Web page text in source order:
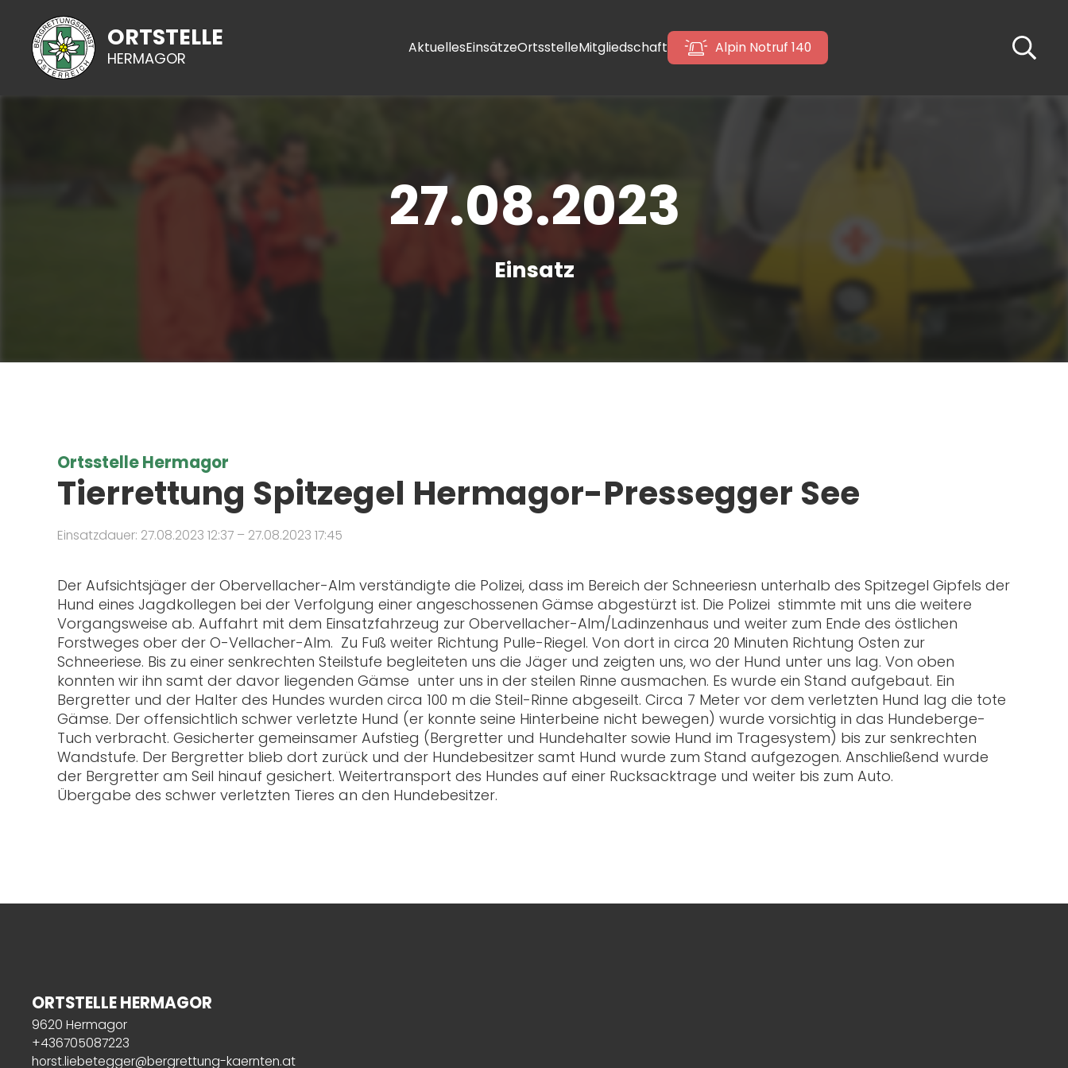
ORTSTELLE
HERMAGOR
AktuellesEinsätzeOrtsstelleMitgliedschaft Alpin Notruf 140
27.08.2023
Einsatz
Ortsstelle Hermagor
Tierrettung Spitzegel Hermagor-Pressegger See
Einsatzdauer: 27.08.2023 12:37 – 27.08.2023 17:45
Der Aufsichtsjäger der Obervellacher-Alm verständigte die Polizei, dass im Bereich der Schneeriesn unterhalb des Spitzegel Gipfels der
Hund eines Jagdkollegen bei der Verfolgung einer angeschossenen Gämse abgestürzt ist. Die Polizei stimmte mit uns die weitere
Vorgangsweise ab. Auffahrt mit dem Einsatzfahrzeug zur Obervellacher-Alm/Ladinzenhaus und weiter zum Ende des östlichen
Forstweges ober der O-Vellacher-Alm. Zu Fuß weiter Richtung Pulle-Riegel. Von dort in circa 20 Minuten Richtung Osten zur
Schneeriese. Bis zu einer senkrechten Steilstufe begleiteten uns die Jäger und zeigten uns, wo der Hund unter uns lag. Von oben
konnten wir ihn samt der davor liegenden Gämse unter uns in der steilen Rinne ausmachen. Es wurde ein Stand aufgebaut. Ein
Bergretter und der Halter des Hundes wurden circa 100 m die Steil-Rinne abgeseilt. Circa 7 Meter vor dem verletzten Hund lag die tote
Gämse. Der offensichtlich schwer verletzte Hund (er konnte seine Hinterbeine nicht bewegen) wurde vorsichtig in das Hundeberge-
Tuch verbracht. Gesicherter gemeinsamer Aufstieg (Bergretter und Hundehalter sowie Hund im Tragesystem) bis zur senkrechten
Wandstufe. Der Bergretter blieb dort zurück und der Hundebesitzer samt Hund wurde zum Stand aufgezogen. Anschließend wurde
der Bergretter am Seil hinauf gesichert. Weitertransport des Hundes auf einer Rucksacktrage und weiter bis zum Auto.
Übergabe des schwer verletzten Tieres an den Hundebesitzer.
ORTSTELLE HERMAGOR
9620 Hermagor
+436705087223
horst.liebetegger@bergrettung-kaernten.at